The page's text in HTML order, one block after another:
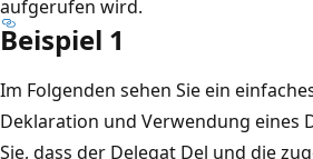
aufgerufen wird.
Beispiel 1
Im Folgenden sehen Sie ein
Deklaration und Verwendung eines
Sie, dass der Delegat Del und die